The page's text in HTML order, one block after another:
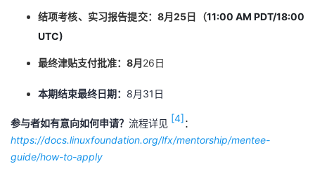
结项考核、实习报告提交：8月25日（11:00 AM PDT/18:00
UTC)
最终津贴支付批准：8月26日
本期结束最终日期： 8月31日
参与者如有意向如何申请？ 流程详见 [4]：
https://docs.linuxfoundation.org/lfx/mentorship/mentee-
guide/how-to-apply